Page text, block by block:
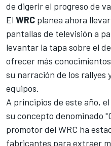
de digerir el progreso de
El WRC planea ahora
pantallas de televisión a
levantar la tapa sobre el
ofrecer más
su narración de los rallyes
equipos.
A principios de este año,
su concepto denominado
promotor del WRC ha
fabricantes para extraer